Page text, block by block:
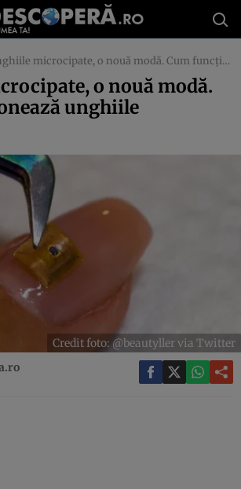
microcipate, o nouă modă. Cum funcționează unghiile inteligente
o nouă modă.
unghiile
Credit foto: @beautyller via Twitter